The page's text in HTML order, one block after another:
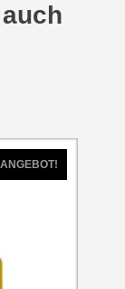
ANGEBOT!